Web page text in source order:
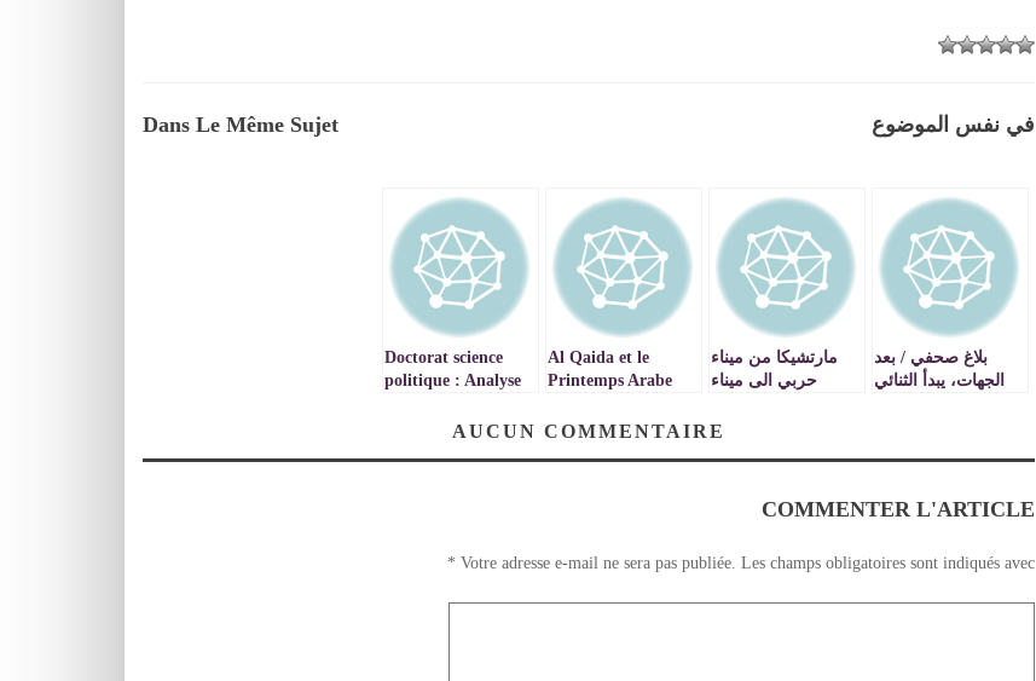
Dans Le Même Sujet في نفس الموضوع
بلاغ صحفي / بعد
الجهات، يبدأ الثنائي
مارتشيكا من ميناء
حربي الى ميناء
Al Qaida et le
Printemps Arabe
Doctorat science
politique : Analyse
frontières terrestres
AUCUN COMMENTAIRE
COMMENTER L'ARTICLE
Votre adresse e-mail ne sera pas publiée. Les champs obligatoires sont indiqués avec
*